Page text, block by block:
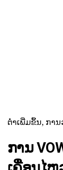
ຕ່ໍາເພີ່ມຂຶ້ນ, ກາ
ການ